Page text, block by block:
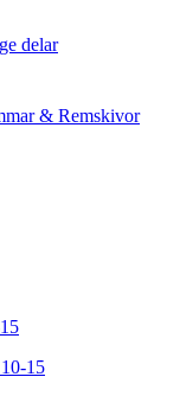
delar
& Remskivor
15